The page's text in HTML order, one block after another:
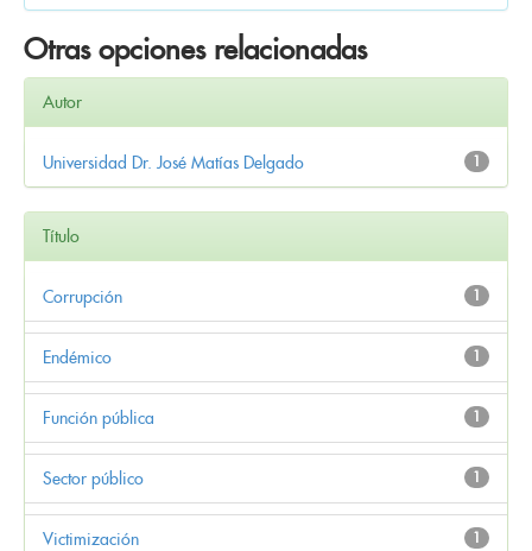
Otras opciones relacionadas
Autor
1
Universidad Dr. José Matías Delgado
Título
1
Corrupción
1
Endémico
1
Función pública
1
Sector público
1
Victimización